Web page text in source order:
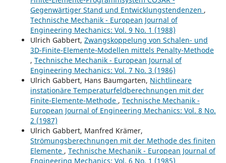
Gegenwärtiger Stand und Entwicklungstendenzen ,
Technische Mechanik - European Journal of
Engineering Mechanics: Vol. 9 No. 1 (1988)
Ulrich Gabbert, Zwangskoppelung von Schalen- und
3D-Finite-Elemente-Modellen mittels Penalty-Methode
, Technische Mechanik - European Journal of
Engineering Mechanics: Vol. 7 No. 3 (1986)
Ulrich Gabbert, Hans Baumgarten, Nichtlineare
instationäre Temperaturfeldberechnungen mit der
Finite-Elemente-Methode , Technische Mechanik -
European Journal of Engineering Mechanics: Vol. 8 No.
2 (1987)
Ulrich Gabbert, Manfred Krämer,
Strömungsberechnungen mit der Methode des finiten
Elemente , Technische Mechanik - European Journal of
Engineering Mechanics: Vol. 6 No. 1 (1985)